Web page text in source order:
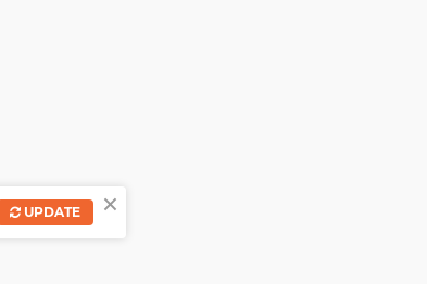
×
UPDATE